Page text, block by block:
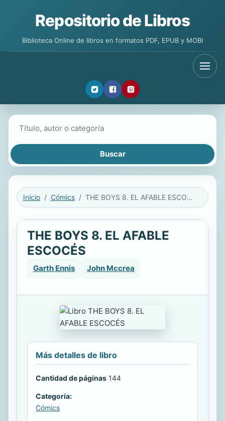
Repositorio de Libros
Biblioteca Online de libros en formatos PDF, EPUB y MOBI
Inicio Cómics THE BOYS 8. EL AFABLE ESCOCÉS
THE BOYS 8. EL AFABLE
ESCOCÉS
Garth Ennis John Mccrea
Más detalles de libro
Cantidad de páginas 144
Categoría:
Cómics